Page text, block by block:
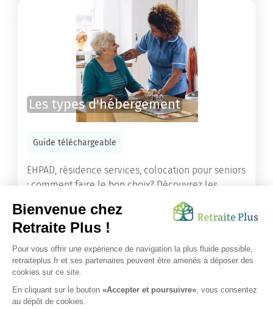
Les types d'hébergement
Guide téléchargeable
EHPAD, résidence services, colocation pour seniors
: comment faire le bon choix? Découvrez les
différents types d'hébergement adaptés à nos
ainés.
Lire l'article
Vous avez besoin d’une aide de nos équipes ?
Obtenir les tarifs & disponibilités